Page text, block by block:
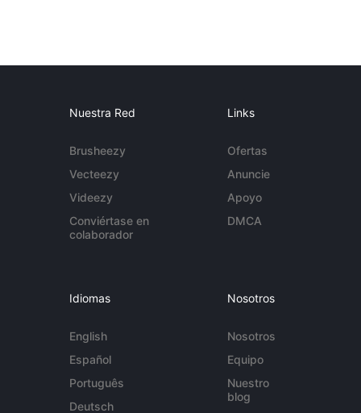
Nuestra Red
Brusheezy
Vecteezy
Videezy
Conviértase en
colaborador
Links
Ofertas
Anuncie
Apoyo
DMCA
Idiomas
English
Español
Português
Deutsch
Nosotros
Nosotros
Equipo
Nuestro
blog